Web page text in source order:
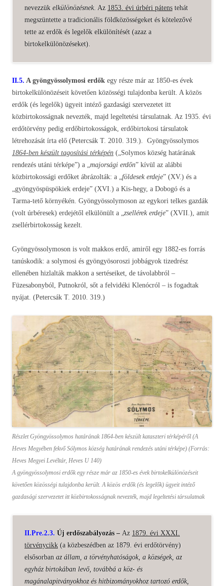
nevezzük elkülönözésnek . Az 1853. évi úrbéri pátenstehát
megszüntette a tradicionális földközösségeket és kötelezővé
tette az erdők és legelők elkülönítését (azaz a
birtokelkülönözéseket).
II.5. A gyöngyössolymosi erdők egy része már az 1850-es évek
birtokelkülönözéseit követően közösségi tulajdonba került. A közös
erdők (és legelők) ügyeit intéző gazdasági szervezetet itt
közbirtokosságnak nevezték, majd legeltetési társulatnak. Az 1935. évi
erdőtörvény pedig erdőbirtokosságok, erdőbirtokosi társulatok
létrehozását írta elő (Petercsák T. 2010. 319.). Gyöngyössolymos
1864-ben készült tagosítási térképén („Solymos község határának
rendezés utáni térképe”) a „ majorsági erdőn” kívül az alábbi
közbirtokossági erdőket ábrázolták: a „ földesek erdeje” (XV.) és a
„gyöngyöspüspökiek erdeje” (XVI.) a Kis-hegy, a Dobogó és a
Tarma-tető környékén. Gyöngyössolymoson az egykori telkes gazdák
(volt úrbéresek) erdejétől elkülönült a „ zsellérek erdeje” (XVII.), amit
zsellérbirtokosság kezelt.
Gyöngyössolymoson is volt makkos erdő, amiről egy 1882-es forrás
tanúskodik: a solymosi és gyöngyösoroszi jobbágyok tizedrész
ellenében hizlalták makkon a sertéseiket, de távolabbról –
Füzesabonyból, Putnokról, sőt a felvidéki Klenócról – is fogadtak
nyájat. (Petercsák T. 2010. 319.)
Részlet Gyöngyössolymos határának 1864-ben készült kataszteri térképéről (A
Heves Megyében fekvő Sólymos község határának rendezés utáni térképe) (Forrás:
Heves Megyei Levéltár, Heves U 140)
A gyöngyössolymosi erdők egy része már az 1850-es évek birtokelkülönözéseit
követően közösségi tulajdonba került. A közös erdők (és legelők) ügyeit intéző
gazdasági szervezetet itt közbirtokosságnak nevezték, majd legeltetési társulatnak
II.Pre.2.3. Új erdőszabályozás – Az 1879. évi XXXI.
törvénycikk (a közbeszédben az 1879. évi erdőtörvény)
elsősorban az állam, a törvényhatóságok, a községek, az
egyház birtokában levő, továbbá a köz- és
magánalapitványokhoz és hitbizományokhoz tartozó erdők,